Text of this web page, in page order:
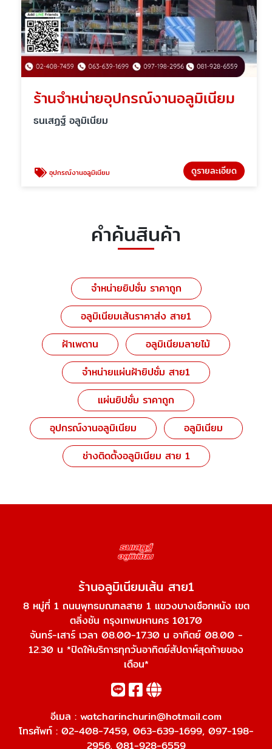
ร้านจำหน่ายอุปกรณ์งานอลูมิเนียม
ธนเสฏฐ์ อลูมิเนียม
อุปกรณ์งานอลูมิเนียม ดูรายละเอียด
คำค้นสินค้า
จำหน่ายยิปซั่ม ราคาถูก
อลูมิเนียมเส้นราคาส่ง สาย1
ฝ้าเพดาน
อลูมิเนียมลายไม้
จำหน่ายแผ่นฝ้ายิปซั่ม สาย1
แผ่นยิปซั่ม ราคาถูก
อุปกรณ์งานอลูมิเนียม
อลูมิเนียม
ช่างติดตั้งอลูมิเนียม สาย 1
ร้านอลูมิเนียมเส้น สาย1
8 หมู่ที่ 1 ถนนพุทธมณฑลสาย 1 แขวงบางเชือกหนัง เขต
ตลิ่งชัน กรุงเทพมหานคร 10170
จันทร์-เสาร์ เวลา 08.00-17.30 น อาทิตย์ 08.00 -
12.30 น *ปิดให้บริการทุกวันอาทิตย์สัปดาห์สุดท้ายของ
เดือน*
อีเมล : watcharinchurin@hotmail.com
โทรศัพท์ : 02-408-7459, 063-639-1699, 097-198-
2956, 081-928-6559